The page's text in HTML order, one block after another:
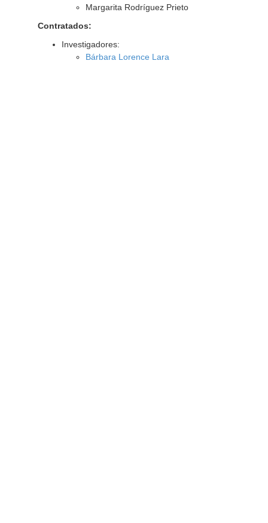
Margarita Rodríguez Prieto
Contratados:
Investigadores:
Bárbara Lorence Lara